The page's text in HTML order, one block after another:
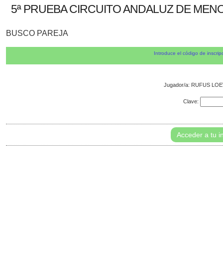
5ª PRUEBA CIRCUITO ANDALUZ DE
BUSCO PAREJA
Introduce el código de
Jugador/a: RUFUS
Clave:
Acceder a tu